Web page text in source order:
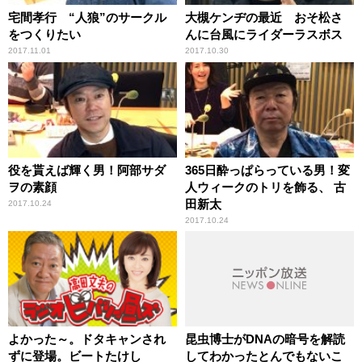
宅間孝行 “人狼”のサークル
をつくりたい
2017.11.01
大槻ケンヂの最近 おそ松さ
んに台風にライダーラスボス
2017.10.30
役を貰えば輝く男！阿部サダ
ヲの素顔
2017.10.24
365日酔っぱらっている男！変
人ウィークのトリを飾る、 古
田新太
2017.10.24
よかった～。ドタキャンされ
ずに登場。ビートたけし
昆虫博士がDNAの暗号を解読
してわかったとんでもないこ